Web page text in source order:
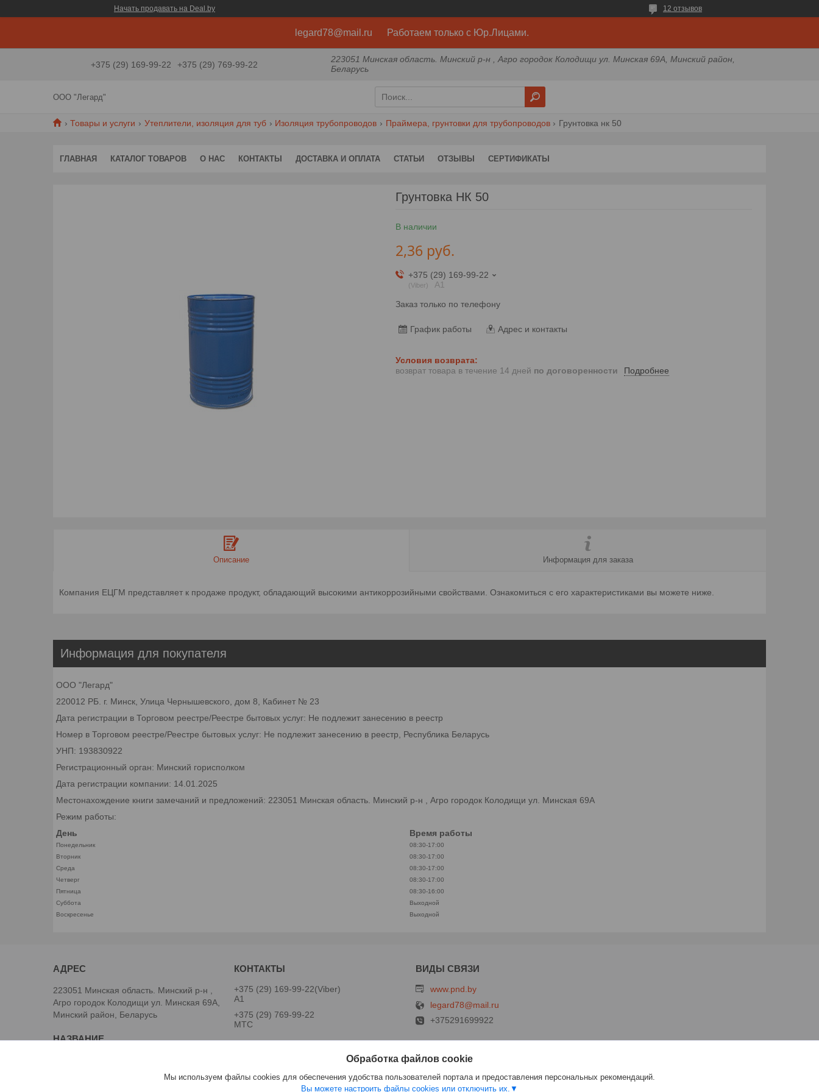
Начать продавать на Deal.by 12 отзывов
legard78@mail.ru Работаем только с Юр.Лицами.
+375 (29) 169-99-22 +375 (29) 769-99-22
223051 Минская область. Минский р-н , Агро городок Колодищи ул. Минская 69А, Минский район,
Беларусь
ООО "Легард"
Товары и услуги Утеплители, изоляция для туб Изоляция трубопроводов Праймера, грунтовки для трубопроводов Грунтовка нк 50
ГЛАВНАЯ КАТАЛОГ ТОВАРОВ О НАС КОНТАКТЫ ДОСТАВКА И ОПЛАТА СТАТЬИ ОТЗЫВЫ СЕРТИФИКАТЫ
Грунтовка НК 50
В наличии
2,36 руб.
+375 (29) 169-99-22
Viber
А1
Заказ только по телефону
График работы Адрес и контакты
возврат товара в течение 14 дней по договоренности Подробнее
Описание Информация для заказа
Компания ЕЦГМ представляет к продаже продукт, обладающий высокими антикоррозийными свойствами. Ознакомиться с его характеристиками вы можете ниже.
Информация для покупателя
ООО "Легард"
220012 РБ. г. Минск, Улица Чернышевского, дом 8, Кабинет № 23
Дата регистрации в Торговом реестре/Реестре бытовых услуг: Не подлежит занесению в реестр
Номер в Торговом реестре/Реестре бытовых услуг: Не подлежит занесению в реестр, Республика Беларусь
УНП: 193830922
Регистрационный орган: Минский горисполком
Дата регистрации компании: 14.01.2025
Местонахождение книги замечаний и предложений: 223051 Минская область. Минский р-н , Агро городок Колодищи ул. Минская 69А
Режим работы:
День
Время работы
Понедельник
08:30-17:00
Вторник
08:30-17:00
Среда
08:30-17:00
Четверг
08:30-17:00
Пятница
08:30-16:00
Суббота
Выходной
Воскресенье
Выходной
223051 Минская область. Минский р-н ,
Агро городок Колодищи ул. Минская 69А,
Минский район, Беларусь
+375 (29) 169-99-22 Viber
А1
+375 (29) 769-99-22
МТС
www.pnd.by
legard78@mail.ru
+375291699922
Обработка файлов cookie
Мы используем файлы cookies для обеспечения удобства пользователей портала и предоставления персональных рекомендаций.
Вы можете настроить файлы cookies или отключить их.